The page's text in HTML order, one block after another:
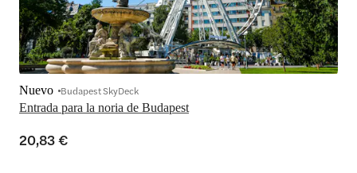
Entrada para la noria de Budapest
Nuevo Budapest SkyDeck
20,83 €